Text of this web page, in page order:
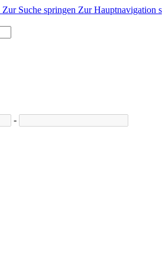
Zur Suche springen Zur Hauptnavigation
-